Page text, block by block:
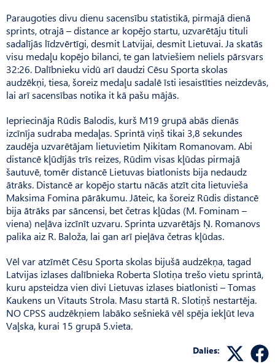
Paraugoties divu dienu sacensību statistikā, pirmajā dienā
sprints, otrajā – distance ar kopējo startu, uzvarētāju tituli
sadalījās līdzvērtīgi, desmit Latvijai, desmit Lietuvai. Ja skatās
visu medaļu kopējo bilanci, te gan latviešiem neliels pārsvars
32:26. Dalībnieku vidū arī daudzi Cēsu Sporta skolas
audzēkņi, tiesa, šoreiz medaļu sadalē īsti iesaistīties neizdevās,
lai arī sacensības notika it kā pašu mājās.
Iepriecināja Rūdis Balodis, kurš M19 grupā abās dienās
izcīnīja sudraba medaļas. Sprintā viņš tikai 3,8 sekundes
zaudēja uzvarētājam lietuvietim Ņikitam Romanovam. Abi
distancē kļūdījās trīs reizes, Rūdim visas kļūdas pirmajā
šautuvē, tomēr distancē Lietuvas biatlonists bija nedaudz
ātrāks. Distancē ar kopējo startu nācās atzīt cita lietuvieša
Maksima Fomina pārākumu. Jāteic, ka šoreiz Rūdis distancē
bija ātrāks par sāncensi, bet četras kļūdas (M. Fominam –
viena) neļāva izcīnīt uzvaru. Sprinta uzvarētājs Ņ. Romanovs
palika aiz R. Baloža, lai gan arī pieļāva četras kļūdas.
Vēl var atzīmēt Cēsu Sporta skolas bijušā audzēkņa, tagad
Latvijas izlases dalībnieka Roberta Slotiņa trešo vietu sprintā,
kuru apsteidza vien divi Lietuvas izlases biatlonisti – Tomas
Kaukens un Vitauts Strola. Masu startā R. Slotiņš nestartēja.
NO CPSS audzēkņiem labāko sešniekā vēl spēja iekļūt Ieva
Vaļska, kurai 15 grupā 5.vieta.
Dalies: